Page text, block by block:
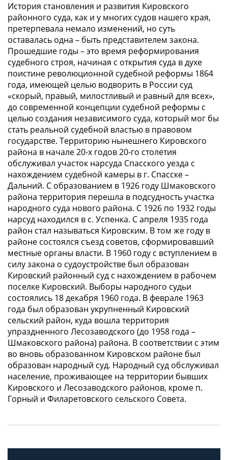
История становления и развития Кировского
районного суда, как и у многих судов нашего края,
претерпевала немало изменений, но суть
оставалась одна – быть представителем закона.
Прошедшие годы – это время реформирования
судебного строя, начиная с открытия суда в духе
поистине революционной судебной реформы 1864
года, имеющей целью водворить в России суд
«скорый, правый, милостливый и равный для всех»,
до современной концепции судебной реформы с
целью создания независимого суда, который мог бы
стать реальной судебной властью в правовом
государстве. Территорию нынешнего Кировского
района в начале 20-х годов 20-го столетия
обслуживал участок нарсуда Спасского уезда с
нахождением судебной камеры в г. Спасске –
Дальний. С образованием в 1926 году Шмаковского
района территория перешла в подсудность участка
народного суда нового района. С 1926 по 1932 годы
нарсуд находился в с. Успенка. С апреля 1935 года
район стал называться Кировским. В том же году в
районе состоялся съезд советов, сформировавший
местные органы власти. В 1960 году с вступлением в
силу закона о судоустройстве был образован
Кировский районный суд с нахождением в рабочем
поселке Кировский. Выборы народного судьи
состоялись 18 декабря 1960 года. В феврале 1963
года был образован укрупненный Кировский
сельский район, куда вошла территория
упраздненного Лесозаводского (до 1958 года –
Шмаковского района) района. В соответствии с этим
во вновь образованном Кировском районе был
образован народный суд. Народный суд обслуживал
население, проживающее на территории бывших
Кировского и Лесозаводского районов, кроме п.
Горный и Филаретовского сельского Совета.